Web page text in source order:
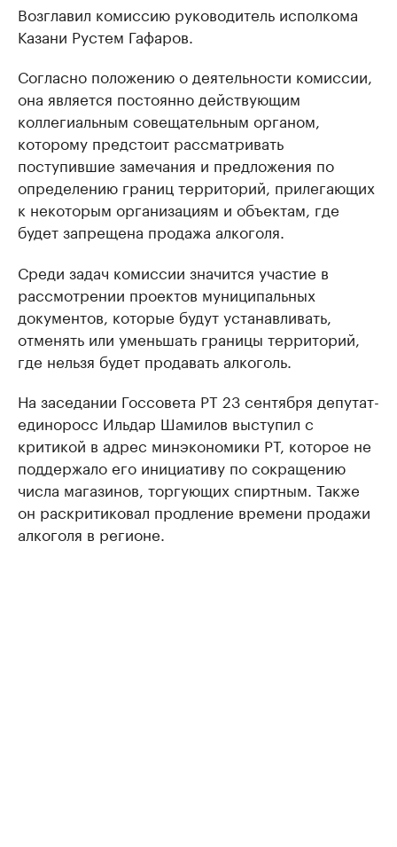
Возглавил комиссию руководитель исполкома
Казани Рустем Гафаров.
Согласно положению о деятельности комиссии,
она является постоянно действующим
коллегиальным совещательным органом,
которому предстоит рассматривать
поступившие замечания и предложения по
определению границ территорий, прилегающих
к некоторым организациям и объектам, где
будет запрещена продажа алкоголя.
Среди задач комиссии значится участие в
рассмотрении проектов муниципальных
документов, которые будут устанавливать,
отменять или уменьшать границы территорий,
где нельзя будет продавать алкоголь.
На заседании Госсовета РТ 23 сентября депутат-
единоросс Ильдар Шамилов выступил с
критикой в адрес минэкономики РТ, которое не
поддержало его инициативу по сокращению
числа магазинов, торгующих спиртным. Также
он раскритиковал продление времени продажи
алкоголя в регионе.